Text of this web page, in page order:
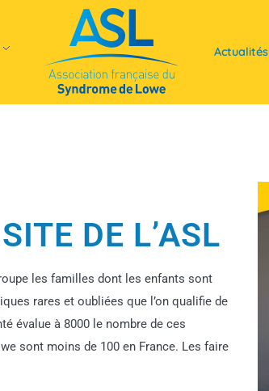
Actualités
DE L’ASL
les familles dont les enfants sont
rares et oubliées que l’on qualifie de
évalue à 8000 le nombre de ces
sont moins de 100 en France. Les faire